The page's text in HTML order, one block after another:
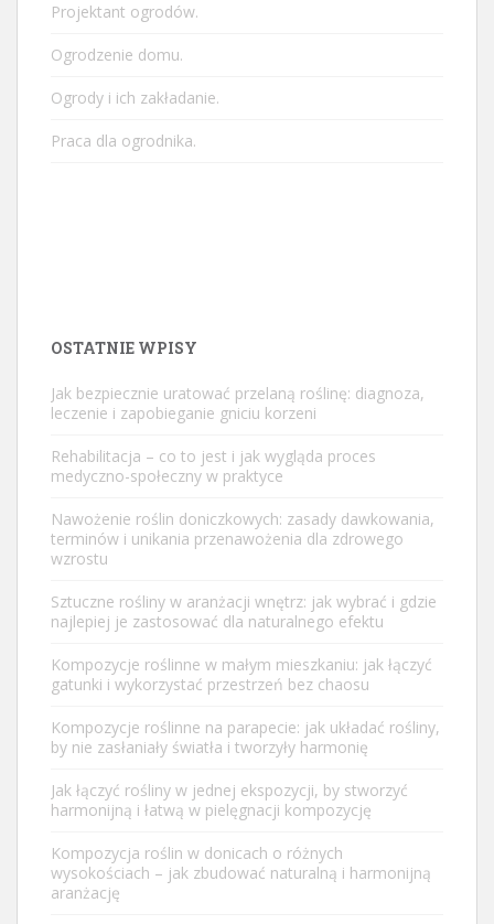
Projektant ogrodów.
Ogrodzenie domu.
Ogrody i ich zakładanie.
Praca dla ogrodnika.
OSTATNIE WPISY
Jak bezpiecznie uratować przelaną roślinę: diagnoza,
leczenie i zapobieganie gniciu korzeni
Rehabilitacja – co to jest i jak wygląda proces
medyczno-społeczny w praktyce
Nawożenie roślin doniczkowych: zasady dawkowania,
terminów i unikania przenawożenia dla zdrowego
wzrostu
Sztuczne rośliny w aranżacji wnętrz: jak wybrać i gdzie
najlepiej je zastosować dla naturalnego efektu
Kompozycje roślinne w małym mieszkaniu: jak łączyć
gatunki i wykorzystać przestrzeń bez chaosu
Kompozycje roślinne na parapecie: jak układać rośliny,
by nie zasłaniały światła i tworzyły harmonię
Jak łączyć rośliny w jednej ekspozycji, by stworzyć
harmonijną i łatwą w pielęgnacji kompozycję
Kompozycja roślin w donicach o różnych
wysokościach – jak zbudować naturalną i harmonijną
aranżację